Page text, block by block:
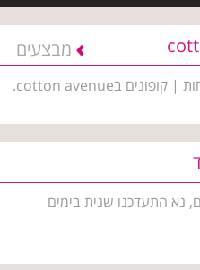
מבצעים
אין כרגע מידע אודות מבצעים | הנחות | קופונים בcotton avenue.
נא התעדכנו שנית בימים